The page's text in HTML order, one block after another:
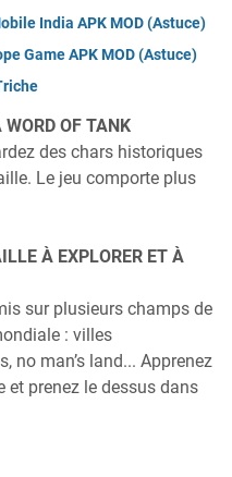
India APK MOD (Astuce)
Game APK MOD (Astuce)
WORD OF TANK
des chars historiques
Le jeu comporte plus
À EXPLORER ET À
sur plusieurs champs de
: villes
no man’s land... Apprenez
et prenez le dessus dans